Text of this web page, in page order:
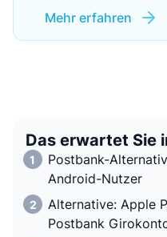
Mehr erfahren
Das erwartet Sie
Postbank-
Android-Nutzer
Alternative: Apple
Postbank